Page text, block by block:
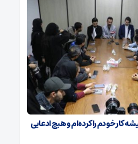
خودم را کرده‌ام و هیچ ادعایی